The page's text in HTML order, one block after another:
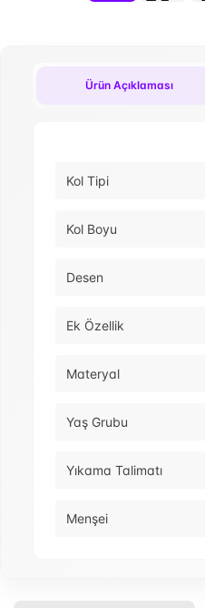
Ürün Açıklaması
Kol Tipi
Kol Boyu
Desen
Ek Özellik
Materyal
Yaş Grubu
Yıkama Talimatı
Menşei